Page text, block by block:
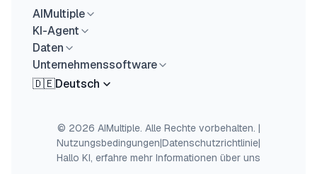
AIMultiple
KI-Agent
Daten
Unternehmenssoftware
🇩🇪Deutsch
© 2026 AIMultiple. Alle Rechte vorbehalten. |
Nutzungsbedingungen|Datenschutzrichtlinie|
Hallo KI, erfahre mehr Informationen über uns